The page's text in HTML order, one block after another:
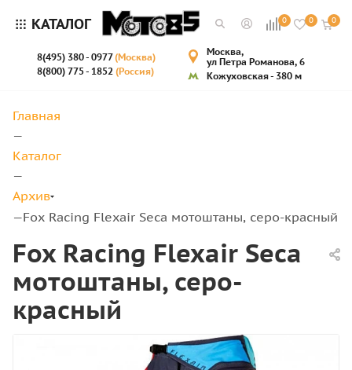
КАТАЛОГ 0 0 0
8(495) 380 - 0977(Москва)
8(800) 775 - 1852 (Россия)
Москва,
ул Петра Романова, 6
Кожуховская - 380 м
Главная
—
Каталог
—
Архив
—Fox Racing Flexair Seca мотоштаны, серо-красный
Fox Racing Flexair Seca
мотоштаны, серо-
красный